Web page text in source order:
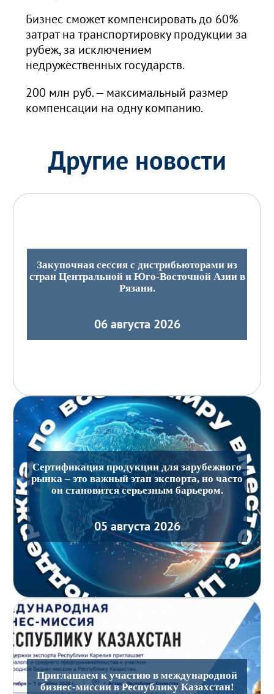
Бизнес сможет компенсировать до 60%
затрат на транспортировку продукции за
рубеж, за исключением
недружественных государств.
200 млн руб. — максимальный размер
компенсации на одну компанию.
Другие новости
Закупочная сессия с дистрибьюторами из
стран Центральной и Юго-Восточной Азии в
Рязани.
06 августа 2026
Сертификация продукции для зарубежного
рынка – это важный этап экспорта, но часто
он становится серьезным барьером.
05 августа 2026
Приглашаем к участию в международной
бизнес-миссии в Республику Казахстан!